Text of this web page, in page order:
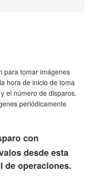
para tomar imágenes
hora de inicio de toma
el número de disparos.
periódicamente
con
desde esta
de operaciones.